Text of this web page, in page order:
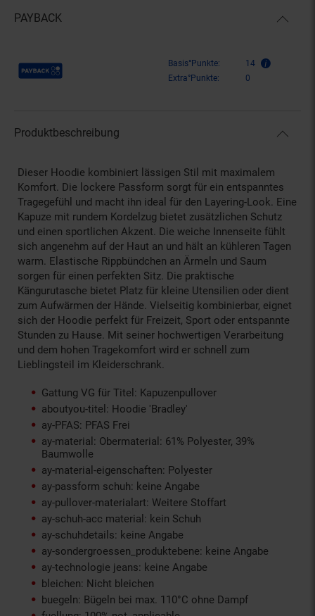
PAYBACK
Payback Punkte Basis°Punkte:
14
Extra°Punkte:
0
Produktbeschreibung
Dieser Hoodie kombiniert lässigen Stil mit maximalem
Komfort. Die lockere Passform sorgt für ein entspanntes
Tragegefühl und macht ihn ideal für den Layering-Look. Eine
Kapuze mit rundem Kordelzug bietet zusätzlichen Schutz
und einen sportlichen Akzent. Die weiche Innenseite fühlt
sich angenehm auf der Haut an und hält an kühleren Tagen
warm. Elastische Rippbündchen an Ärmeln und Saum
sorgen für einen perfekten Sitz. Die praktische
Kängurutasche bietet Platz für kleine Utensilien oder dient
zum Aufwärmen der Hände. Vielseitig kombinierbar, eignet
sich der Hoodie perfekt für Freizeit, Sport oder entspannte
Stunden zu Hause. Mit seiner hochwertigen Verarbeitung
und dem hohen Tragekomfort wird er schnell zum
Lieblingsteil im Kleiderschrank.
Gattung VG für Titel: Kapuzenpullover
aboutyou-titel: Hoodie 'Bradley'
ay-PFAS: PFAS Frei
ay-material: Obermaterial: 61% Polyester, 39%
Baumwolle
ay-material-eigenschaften: Polyester
ay-passform schuh: keine Angabe
ay-pullover-materialart: Weitere Stoffart
ay-schuh-acc material: kein Schuh
ay-schuhdetails: keine Angabe
ay-sondergroessen_produktebene: keine Angabe
ay-technologie jeans: keine Angabe
bleichen: Nicht bleichen
buegeln: Bügeln bei max. 110°C ohne Dampf